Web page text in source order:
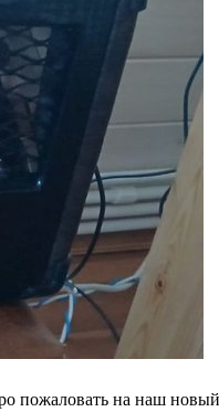
пожаловать на наш